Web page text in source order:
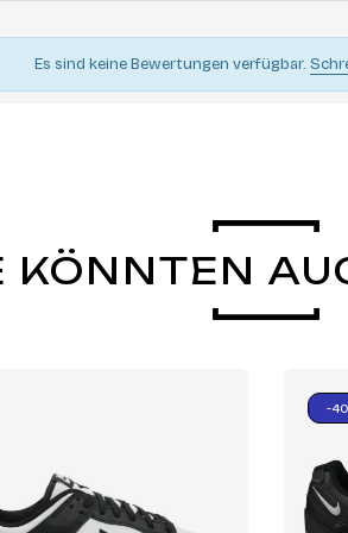
Es sind keine Bewertungen verfügbar.
KÖNNTEN
-